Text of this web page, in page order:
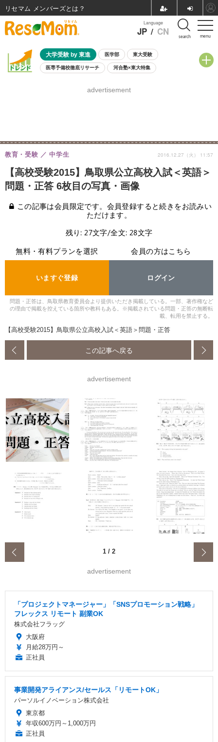
menu
Language
JP / CN search
大学受験 by 東進 医学部 東大受験
医専予備校徹底リサーチ 河合塾×東大特集
8月開催学校説明会・相談会
advertisement
【高校受験2015】鳥取県公立高校入試＜英語＞
問題・正答 6枚目の写真・画像
教育・受験 中学生 2016.12.27（火） 11:57
この記事は会員限定です。会員登録すると続きをお読みい
ただけます。
残り: 27文字/全文: 28文字
無料・有料プランを選択
いますぐ登録
会員の方はこちら
ログイン
問題・正答は、鳥取県教育委員会より提供いただき掲載している。一部、著作権など
の理由で掲載を控えている箇所や教科もある。※掲載されている問題・正答の無断転
載、転用を禁止する。
【高校受験2015】鳥取県公立高校入試＜英語＞問題・正答
この記事へ戻る
advertisement
1 / 2
advertisement
「プロジェクトマネージャー」「SNSプロモーション戦略」
フレックス リモート 副業OK
株式会社フラッグ
大阪府
月給28万円～
正社員
事業開発アライアンス/セールス「リモートOK」
パーソルイノベーション株式会社
東京都
年収600万円～1,000万円
正社員
リセマム メンバーズ